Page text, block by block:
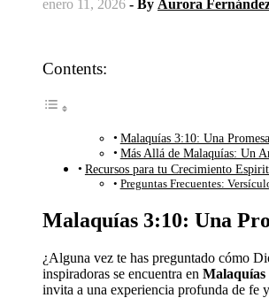
enero 11, 2026 - By Aurora
Contents:
Malaquías 3:10: Una
Más Allá de Malaquías: Un
Recursos para tu Crecimiento
Preguntas Frecuentes:
Malaquías 3:10: Una
¿Alguna vez te has preguntado cómo
inspiradoras se encuentra en Malaquías
invita a una experiencia profunda de fe